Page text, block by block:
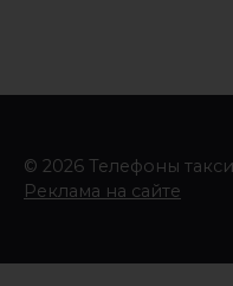
© 2026 Телефоны
Реклама на сайте